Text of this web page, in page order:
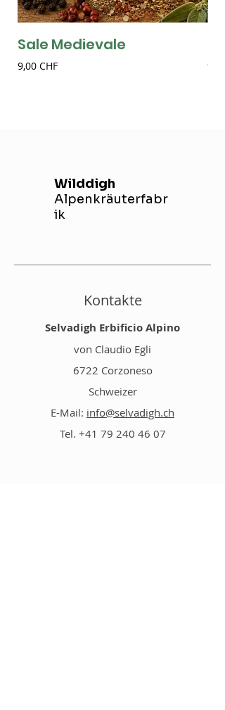
Sale Medievale
Preis
9,00 CHF Preis
9,00
Wilddigh
Alpenkräuterfabr
ik
Kontakte
Selvadigh Erbificio Alpino
von Claudio Egli
6722 Corzoneso
Schweizer
E-Mail: info@selvadigh.ch
Tel. +41 79 240 46 07